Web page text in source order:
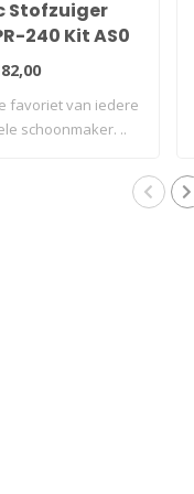
Stofzuiger
240 Kit AS0
favoriet van iedere
schoonmaker. ..